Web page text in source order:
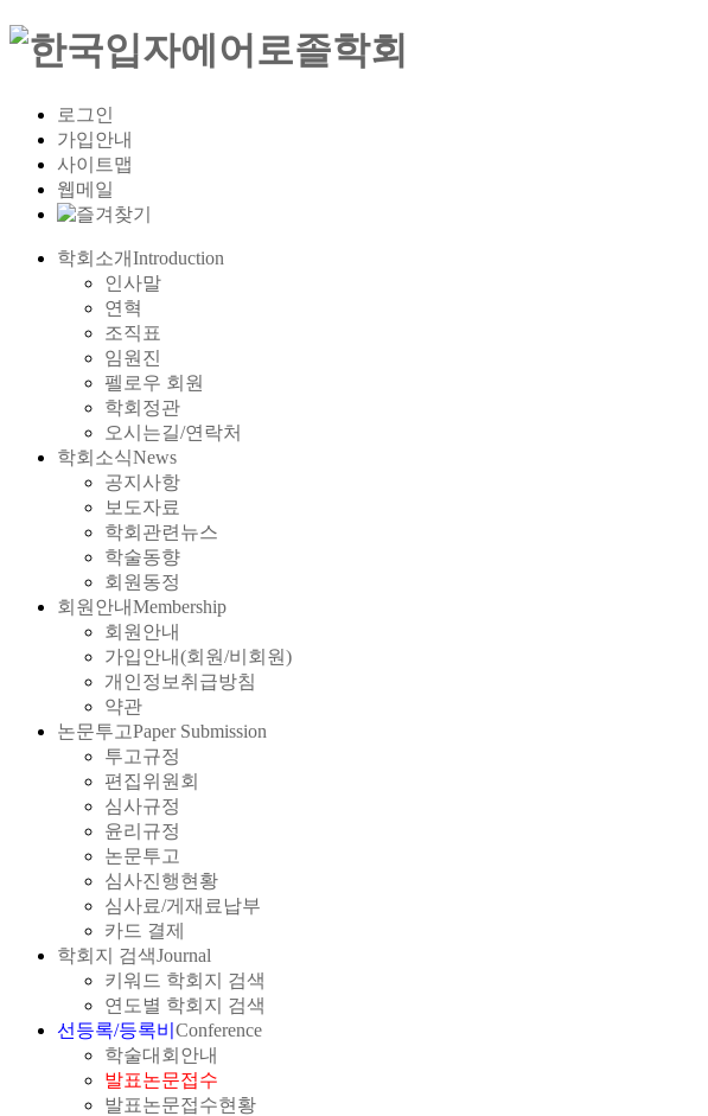
로그인
가입안내
사이트맵
웹메일
학회소개Introduction
인사말
연혁
조직표
임원진
펠로우 회원
학회정관
오시는길/연락처
학회소식News
공지사항
보도자료
학회관련뉴스
학술동향
회원동정
회원안내Membership
회원안내
가입안내(회원/비회원)
개인정보취급방침
약관
논문투고Paper Submission
투고규정
편집위원회
심사규정
윤리규정
논문투고
심사진행현황
심사료/게재료납부
카드 결제
학회지 검색Journal
키워드 학회지 검색
연도별 학회지 검색
선등록/등록비 Conference
학술대회안내
발표논문접수
발표논문접수현황